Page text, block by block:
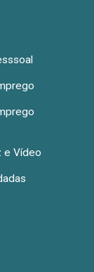
e Vídeo